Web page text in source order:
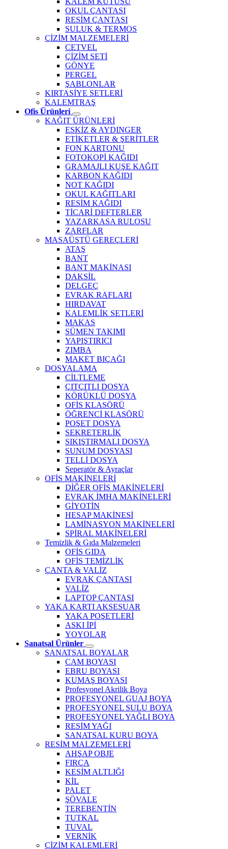
OKUL ÇANTASI
RESİM ÇANTASI
SULUK & TERMOS
ÇİZİM MALZEMELERİ
CETVEL
ÇİZİM SETİ
GÖNYE
PERGEL
ŞABLONLAR
KIRTASİYE SETLERİ
KALEMTRAŞ
Ofis Ürünleri
KAĞIT ÜRÜNLERİ
ESKİZ & AYDINGER
ETİKETLER & ŞERİTLER
FON KARTONU
FOTOKOPİ KAĞIDI
GRAMAJLI KUŞE KAĞIT
KARBON KAĞIDI
NOT KAĞIDI
OKUL KAĞITLARI
RESİM KAĞIDI
TİCARİ DEFTERLER
YAZARKASA RULOSU
ZARFLAR
MASAÜSTÜ GEREÇLERİ
ATAŞ
BANT
BANT MAKİNASI
DAKSİL
DELGEÇ
EVRAK RAFLARI
HIRDAVAT
KALEMLİK SETLERİ
MAKAS
SÜMEN TAKIMI
YAPIŞTIRICI
ZIMBA
MAKET BIÇAĞI
DOSYALAMA
CİLTLEME
ÇITÇITLI DOSYA
KÖRÜKLÜ DOSYA
OFİS KLASÖRÜ
ÖĞRENCİ KLASÖRÜ
POŞET DOSYA
SEKRETERLİK
SIKIŞTIRMALI DOSYA
SUNUM DOSYASI
TELLİ DOSYA
Seperatör & Ayraçlar
OFİS MAKİNELERİ
DİĞER OFİS MAKİNELERİ
EVRAK İMHA MAKİNELERİ
GİYOTİN
HESAP MAKİNESİ
LAMİNASYON MAKİNELERİ
SPİRAL MAKİNELERİ
Temizlik & Gıda Malzemeleri
OFİS GIDA
OFİS TEMİZLİK
ÇANTA & VALİZ
EVRAK ÇANTASI
VALİZ
LAPTOP ÇANTASI
YAKA KARTI AKSESUAR
YAKA POŞETLERİ
ASKI İPİ
YOYOLAR
Sanatsal Ürünler
SANATSAL BOYALAR
CAM BOYASI
EBRU BOYASI
KUMAŞ BOYASI
Profesyonel Akrilik Boya
PROFESYONEL GUAJ BOYA
PROFESYONEL SULU BOYA
PROFESYONEL YAĞLI BOYA
RESİM YAĞI
SANATSAL KURU BOYA
RESİM MALZEMELERİ
AHŞAP OBJE
FIRÇA
KESİM ALTLIĞI
KİL
PALET
ŞÖVALE
TEREBENTİN
TUTKAL
TUVAL
VERNİK
ÇİZİM KALEMLERİ